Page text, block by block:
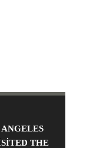
THE